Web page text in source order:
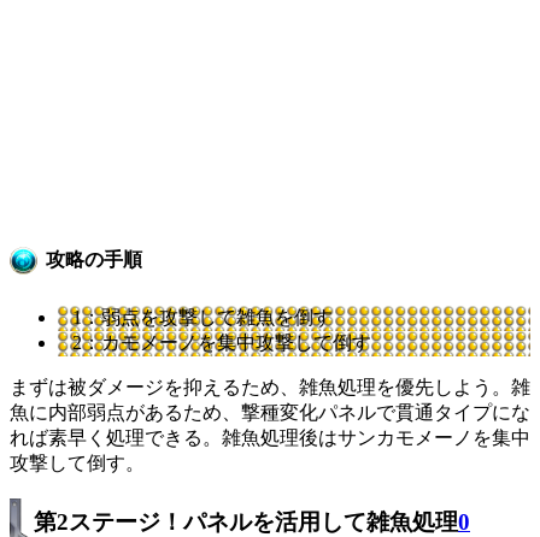
攻略の手順
1：弱点を攻撃して雑魚を倒す
2：カモメーノを集中攻撃して倒す
まずは被ダメージを抑えるため、雑魚処理を優先しよう。雑
魚に内部弱点があるため、撃種変化パネルで貫通タイプにな
れば素早く処理できる。雑魚処理後はサンカモメーノを集中
攻撃して倒す。
第2ステージ！パネルを活用して雑魚処理0